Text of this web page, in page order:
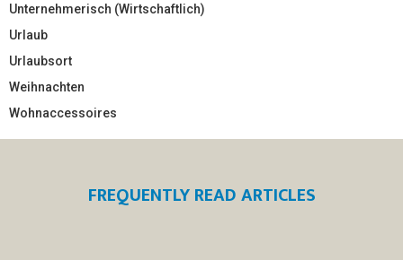
Unternehmerisch (Wirtschaftlich)
Urlaub
Urlaubsort
Weihnachten
Wohnaccessoires
FREQUENTLY READ ARTICLES